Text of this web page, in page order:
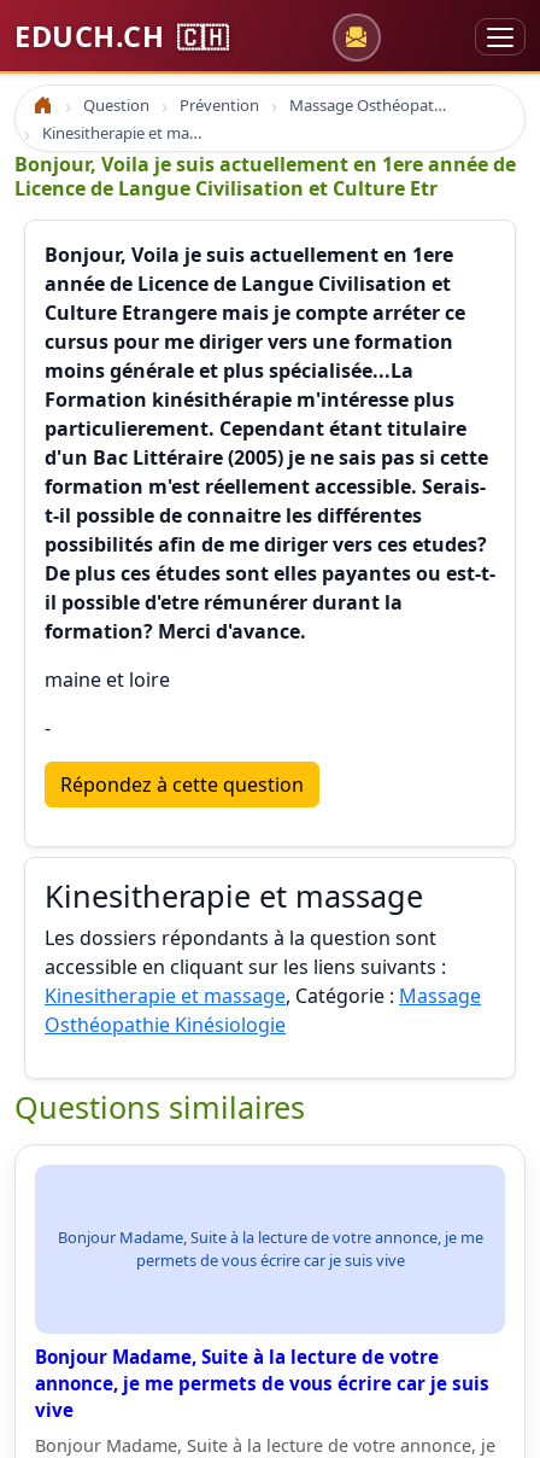
EDUCH.CH 🇨🇭
Accueil Question Prévention
Massage Osthéopathie Kinésiologie
Kinesitherapie et massage
Bonjour, Voila je suis actuellement en 1ere année de
Licence de Langue Civilisation et Culture Etr
Bonjour, Voila je suis actuellement en 1ere
année de Licence de Langue Civilisation et
Culture Etrangere mais je compte arréter ce
cursus pour me diriger vers une formation
moins générale et plus spécialisée...La
Formation kinésithérapie m'intéresse plus
particulierement. Cependant étant titulaire
d'un Bac Littéraire (2005) je ne sais pas si cette
formation m'est réellement accessible. Serais-
t-il possible de connaitre les différentes
possibilités afin de me diriger vers ces etudes?
De plus ces études sont elles payantes ou est-t-
il possible d'etre rémunérer durant la
formation? Merci d'avance.
maine et loire
-
Répondez à cette question
Kinesitherapie et massage
Les dossiers répondants à la question sont
accessible en cliquant sur les liens suivants :
Kinesitherapie et massage, Catégorie : Massage
Osthéopathie Kinésiologie
Questions similaires
Bonjour Madame, Suite à la lecture de votre annonce, je me
permets de vous écrire car je suis vive
Bonjour Madame, Suite à la lecture de votre
annonce, je me permets de vous écrire car je suis
vive
Bonjour Madame, Suite à la lecture de votre annonce, je